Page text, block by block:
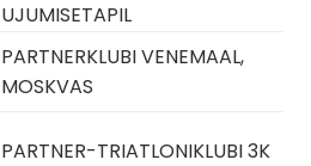
UJUMISETAPIL
PARTNERKLUBI VENEMAAL,
MOSKVAS
PARTNER-TRIATLONIKLUBI 3K